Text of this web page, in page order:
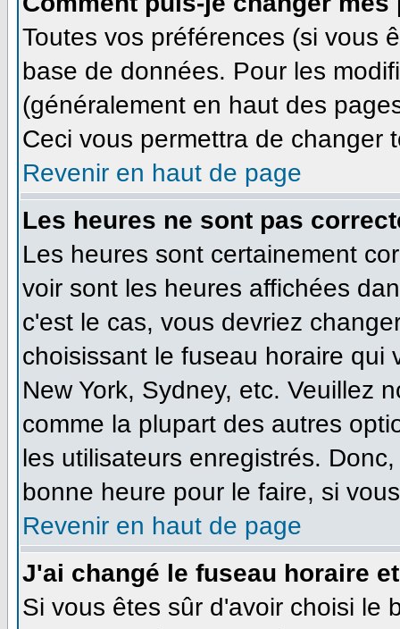
Toutes vos préférences (si vous
base de données. Pour les
(généralement en haut des
Ceci vous permettra de changer
Revenir en haut de page
Les heures ne sont pas
Les heures sont certainement
voir sont les heures affichées
c'est le cas, vous devriez
choisissant le fuseau horaire qui
New York, Sydney, etc. Veuillez
comme la plupart des autres
les utilisateurs enregistrés.
bonne heure pour le faire, si
Revenir en haut de page
J'ai changé le fuseau horaire
Si vous êtes sûr d'avoir choisi le